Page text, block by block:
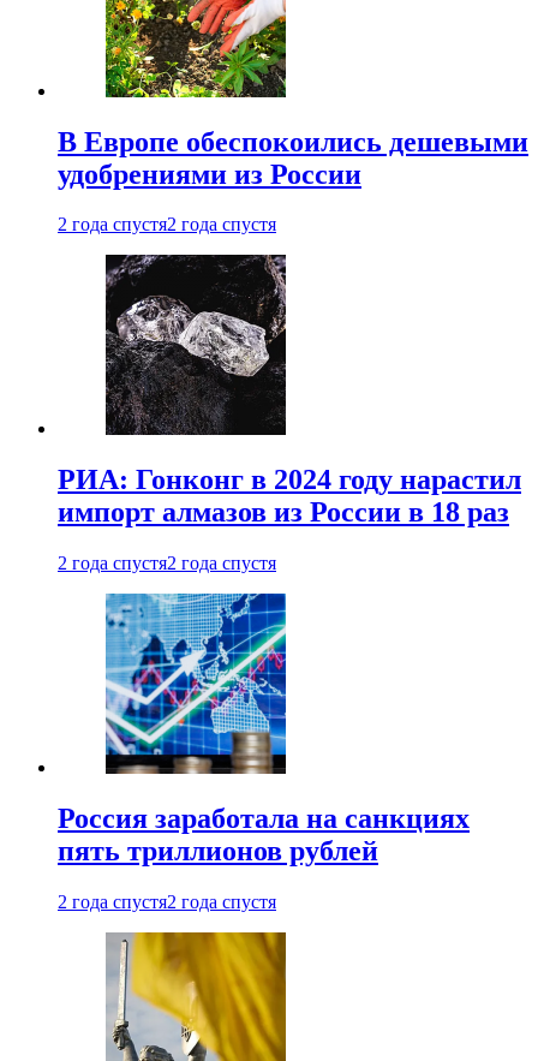
В Европе обеспокоились дешевыми
удобрениями из России
2 года спустя2 года спустя
РИА: Гонконг в 2024 году нарастил
импорт алмазов из России в 18 раз
2 года спустя2 года спустя
Россия заработала на санкциях
пять триллионов рублей
2 года спустя2 года спустя